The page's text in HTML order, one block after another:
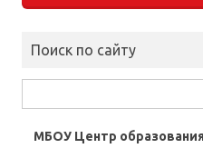
Поиск по сайту
МБОУ Центр